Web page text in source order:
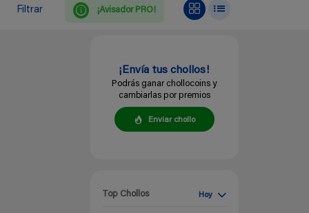
Filtrar ¡Avisador PRO!
¡Envía tus chollos!
Podrás ganar chollocoins y
cambiarlas por premios
Enviar chollo
Top Chollos Hoy